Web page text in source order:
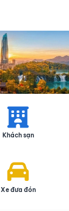
Khách sạn
Xe đưa đón